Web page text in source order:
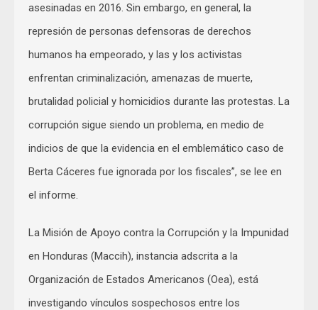
asesinadas en 2016. Sin embargo, en general, la
represión de personas defensoras de derechos
humanos ha empeorado, y las y los activistas
enfrentan criminalización, amenazas de muerte,
brutalidad policial y homicidios durante las protestas. La
corrupción sigue siendo un problema, en medio de
indicios de que la evidencia en el emblemático caso de
Berta Cáceres fue ignorada por los fiscales”, se lee en
el informe.
La Misión de Apoyo contra la Corrupción y la Impunidad
en Honduras (Maccih), instancia adscrita a la
Organización de Estados Americanos (Oea), está
investigando vínculos sospechosos entre los